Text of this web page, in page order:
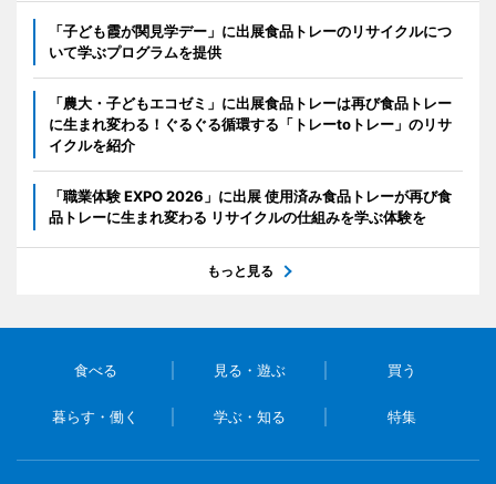
「子ども霞が関見学デー」に出展食品トレーのリサイクルにつ
いて学ぶプログラムを提供
「農大・子どもエコゼミ」に出展食品トレーは再び食品トレー
に生まれ変わる！ぐるぐる循環する「トレーtoトレー」のリサ
イクルを紹介
「職業体験 EXPO 2026」に出展 使用済み食品トレーが再び食
品トレーに生まれ変わる リサイクルの仕組みを学ぶ体験を
もっと見る
食べる 見る・遊ぶ 買う
暮らす・働く 学ぶ・知る 特集